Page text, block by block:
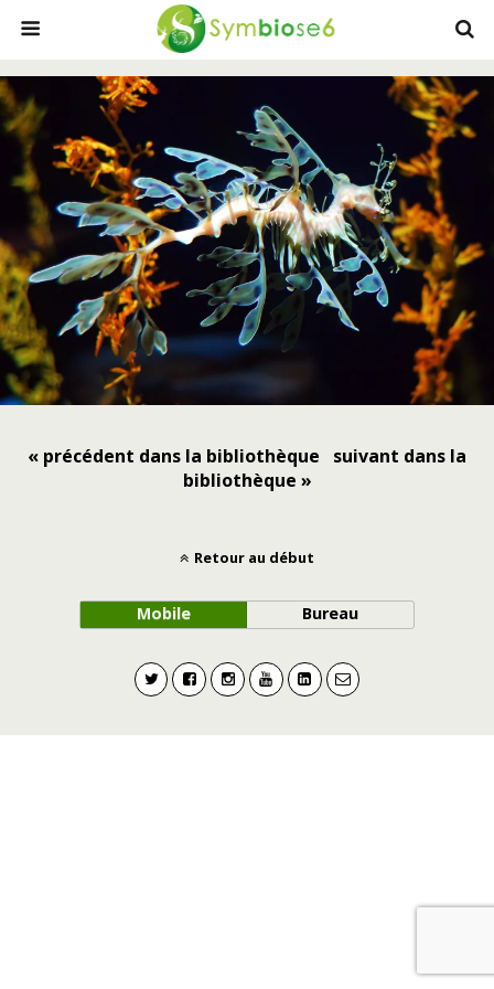
« précédent dans la bibliothèque
suivant dans la
bibliothèque »
Retour au début
Mobile Bureau